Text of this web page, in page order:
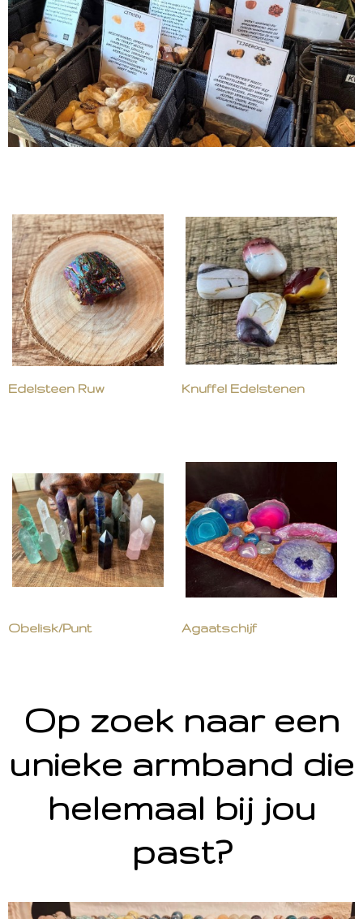
Edelsteen Ruw Knuffel Edelstenen
Obelisk/Punt Agaatschijf
Op zoek naar een
unieke armband die
helemaal bij jou
past?